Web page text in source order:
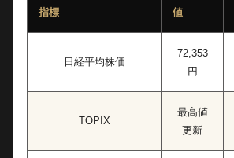
指標 値
日経平均株価
72,353
円
TOPIX
最高値
更新